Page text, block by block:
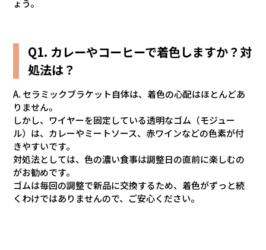
ょう。
Q1. カレーやコーヒーで着色しますか？対
処法は？
A. セラミックブラケット自体は、着色の心配はほとんどあ
りません。
しかし、ワイヤーを固定している透明なゴム（モジュー
ル）は、カレーやミートソース、赤ワインなどの色素が付
きやすいです。
対処法としては、色の濃い食事は調整日の直前に楽しむの
がお勧めです。
ゴムは毎回の調整で新品に交換するため、着色がずっと続
くわけではありませんので、ご安心ください。